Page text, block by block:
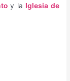
y laIglesia de